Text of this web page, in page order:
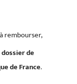
rembourser,
dossier de
de France.